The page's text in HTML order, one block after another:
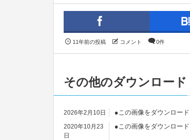
11年前の投稿 コメント 0件
その他のダウンロード
2026年2月10日 ●この画像をダウンロード
2020年10月23
日
●この画像をダウンロード